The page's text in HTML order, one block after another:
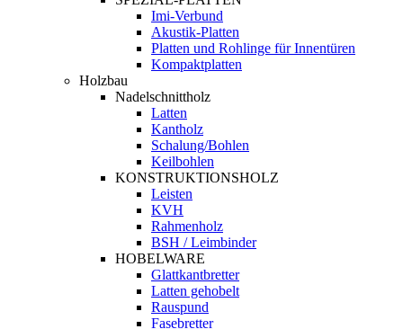
Imi-Verbund
Akustik-Platten
Platten und Rohlinge für Innentüren
Kompaktplatten
Holzbau
Nadelschnittholz
Latten
Kantholz
Schalung/Bohlen
Keilbohlen
KONSTRUKTIONSHOLZ
Leisten
KVH
Rahmenholz
BSH / Leimbinder
HOBELWARE
Glattkantbretter
Latten gehobelt
Rauspund
Fasebretter